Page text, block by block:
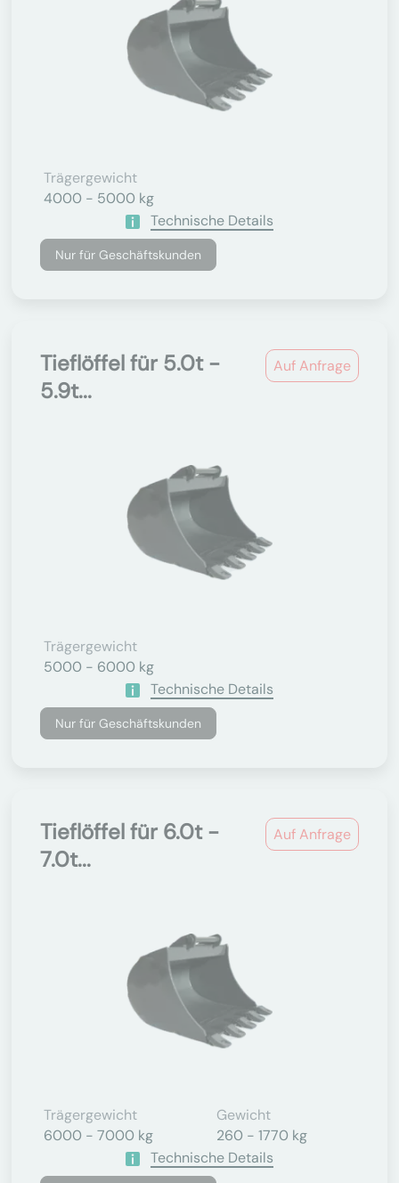
Trägergewicht
4000 - 5000 kg
Technische Details
Nur für Geschäftskunden
Auf Anfrage
Tieflöffel für 5.0t -
5.9t...
Trägergewicht
5000 - 6000 kg
Technische Details
Nur für Geschäftskunden
Auf Anfrage
Tieflöffel für 6.0t -
7.0t...
Trägergewicht
6000 - 7000 kg
Gewicht
260 - 1770 kg
Technische Details